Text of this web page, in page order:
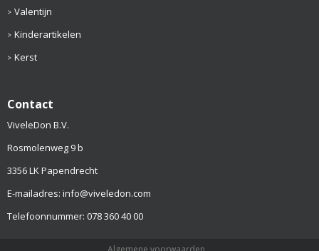
Valentijn
Kinderartikelen
Kerst
Contact
ViveleDon B.V.
Rosmolenweg 9 b
3356 LK Papendrecht
E-mailadres: info@viveledon.com
Telefoonnummer: 078 360 40 00